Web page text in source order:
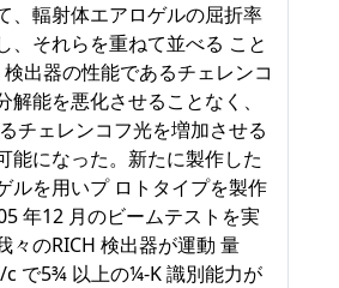
、輻射体エアロゲルの屈折率
、それらを重ねて並べる こと
検出器の性能であるチェレンコ
解能を悪化させることなく、
チェレンコフ光を増加させる
能になった。新たに製作した
ルを用いプ ロトタイプを製作
年12 月のビームテストを実
々のRICH 検出器が運動 量
c で5¾ 以上の¼-K 識別能力が